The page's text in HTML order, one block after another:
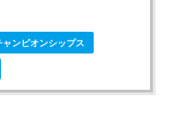
ンピオンシップス